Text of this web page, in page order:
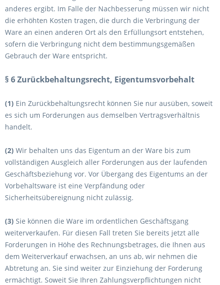
anderes ergibt. Im Falle der Nachbesserung müssen wir nicht
die erhöhten Kosten tragen, die durch die Verbringung der
Ware an einen anderen Ort als den Erfüllungsort entstehen,
sofern die Verbringung nicht dem bestimmungsgemäßen
Gebrauch der Ware entspricht.
§ 6 Zurückbehaltungsrecht, Eigentumsvorbehalt
(1) Ein Zurückbehaltungsrecht können Sie nur ausüben, soweit
es sich um Forderungen aus demselben Vertragsverhältnis
handelt.
(2) Wir behalten uns das Eigentum an der Ware bis zum
vollständigen Ausgleich aller Forderungen aus der laufenden
Geschäftsbeziehung vor. Vor Übergang des Eigentums an der
Vorbehaltsware ist eine Verpfändung oder
Sicherheitsübereignung nicht zulässig.
(3) Sie können die Ware im ordentlichen Geschäftsgang
weiterverkaufen. Für diesen Fall treten Sie bereits jetzt alle
Forderungen in Höhe des Rechnungsbetrages, die Ihnen aus
dem Weiterverkauf erwachsen, an uns ab, wir nehmen die
Abtretung an. Sie sind weiter zur Einziehung der Forderung
ermächtigt. Soweit Sie Ihren Zahlungsverpflichtungen nicht